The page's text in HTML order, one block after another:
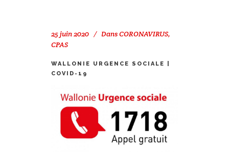
25 juin 2020 DansCORONAVIRUS,
CPAS
WALLONIE URGENCE SOCIALE |
COVID-19